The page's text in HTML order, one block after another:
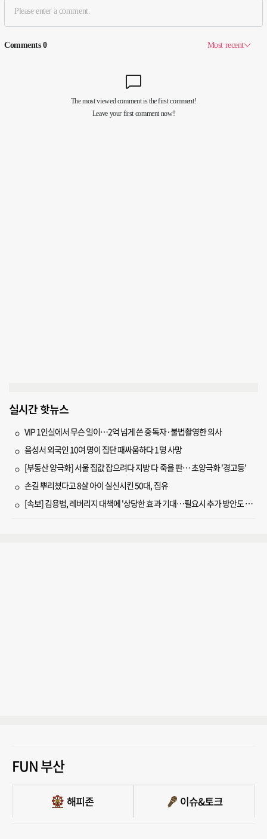
실시간 핫뉴스
VIP 1인실에서 무슨 일이…2억 넘게 쓴 중독자·불법촬영한 의사
음성서 외국인 10여 명이 집단 패싸움하다 1명 사망
[부동산 양극화] 서울 집값 잡으려다 지방 다 죽을 판… 초양극화 '경고등'
손길 뿌리쳤다고 8살 아이 실신시킨 50대, 집유
[속보] 김용범, 레버리지 대책에 '상당한 효과 기대…필요시 추가 방안도 검토'
FUN 부산